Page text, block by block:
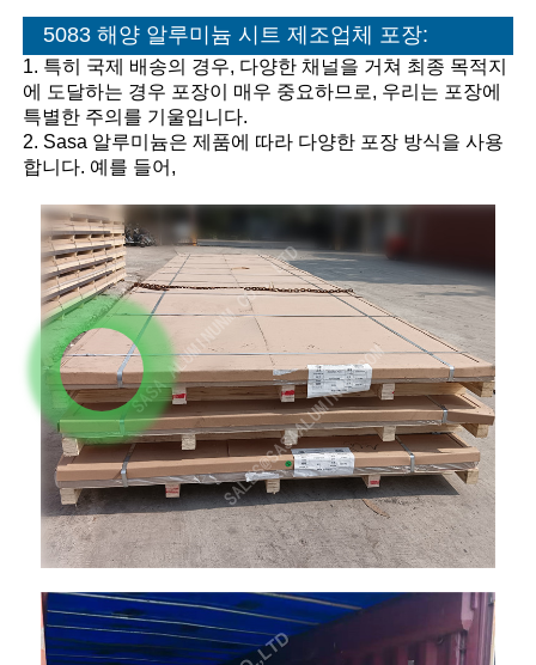
5083 해양 알루미늄 시트 제조업체 포장:
1. 특히 국제 배송의 경우, 다양한 채널을 거쳐 최종 목적지
에 도달하는 경우 포장이 매우 중요하므로, 우리는 포장에
특별한 주의를 기울입니다.
2. Sasa 알루미늄은 제품에 따라 다양한 포장 방식을 사용
합니다. 예를 들어,